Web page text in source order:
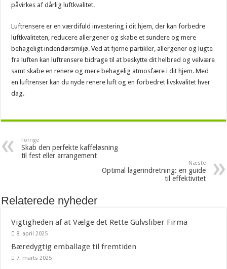
påvirkes af dårlig luftkvalitet.
Luftrensere er en værdifuld investering i dit hjem, der kan forbedre
luftkvaliteten, reducere allergener og skabe et sundere og mere
behageligt indendørsmiljø. Ved at fjerne partikler, allergener og lugte
fra luften kan luftrensere bidrage til at beskytte dit helbred og velvære
samt skabe en renere og mere behagelig atmosfære i dit hjem. Med
en luftrenser kan du nyde renere luft og en forbedret livskvalitet hver
dag.
Forrige
Skab den perfekte kaffeløsning
til fest eller arrangement
Næste
Optimal lagerindretning: en guide
til effektivitet
Relaterede nyheder
Vigtigheden af at Vælge det Rette Gulvsliber Firma
8. april 2025
Bæredygtig emballage til fremtiden
7. marts 2025